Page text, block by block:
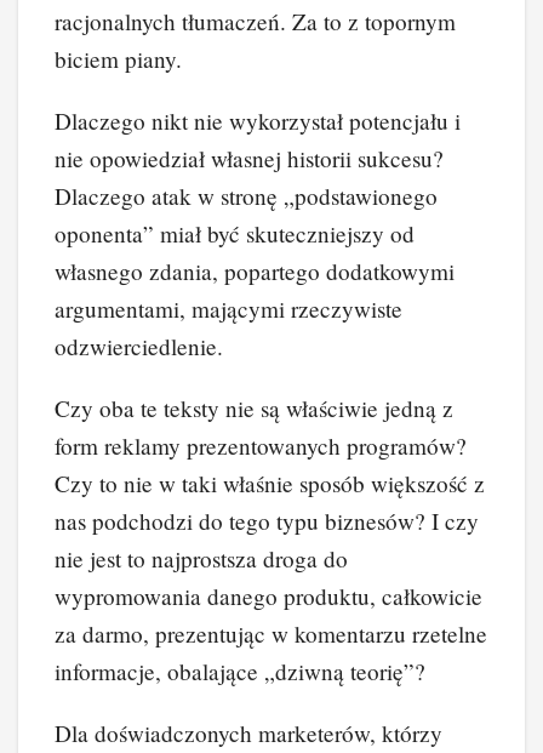
racjonalnych tłumaczeń. Za to z topornym
biciem piany.
Dlaczego nikt nie wykorzystał potencjału i
nie opowiedział własnej historii sukcesu?
Dlaczego atak w stronę „podstawionego
oponenta” miał być skuteczniejszy od
własnego zdania, popartego dodatkowymi
argumentami, mającymi rzeczywiste
odzwierciedlenie.
Czy oba te teksty nie są właściwie jedną z
form reklamy prezentowanych programów?
Czy to nie w taki właśnie sposób większość z
nas podchodzi do tego typu biznesów? I czy
nie jest to najprostsza droga do
wypromowania danego produktu, całkowicie
za darmo, prezentując w komentarzu rzetelne
informacje, obalające „dziwną teorię”?
Dla doświadczonych marketerów, którzy